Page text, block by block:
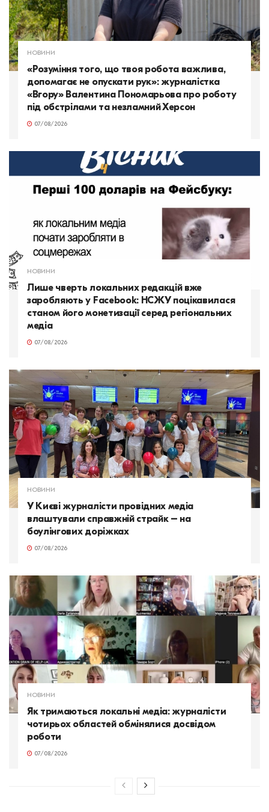
НОВИНИ
«Розуміння того, що твоя робота важлива,
допомагає не опускати рук»: журналістка
«Вгору» Валентина Пономарьова про роботу
під обстрілами та незламний Херсон
07/08/2026
НОВИНИ
Лише чверть локальних редакцій вже
заробляють у Facebook: НСЖУ поцікавилася
станом його монетизації серед регіональних
медіа
07/08/2026
НОВИНИ
У Києві журналісти провідних медіа
влаштували справжній страйк – на
боулінгових доріжках
07/08/2026
НОВИНИ
Як тримаються локальні медіа: журналісти
чотирьох областей обмінялися досвідом
роботи
07/08/2026